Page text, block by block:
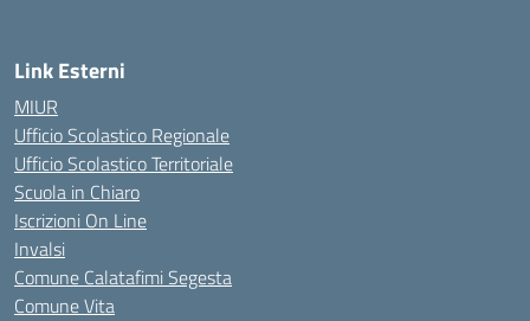
Link Esterni
MIUR
Ufficio Scolastico Regionale
Ufficio Scolastico Territoriale
Scuola in Chiaro
Iscrizioni On Line
Invalsi
Comune Calatafimi Segesta
Comune Vita